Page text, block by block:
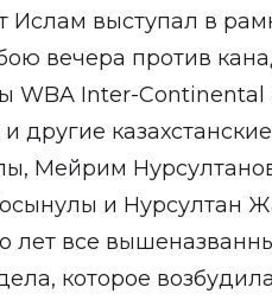
Ислам выступал в
вечера против
WBA Inter-Continental
другие
Мейрим
и Нурсултан
лет все
которое